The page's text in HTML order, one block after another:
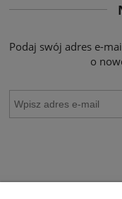
Podaj swój adres e-
o